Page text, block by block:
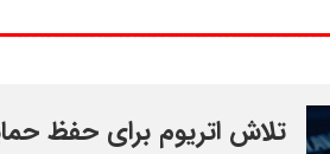
تلاش اتریوم برای حفظ حمایت مهم